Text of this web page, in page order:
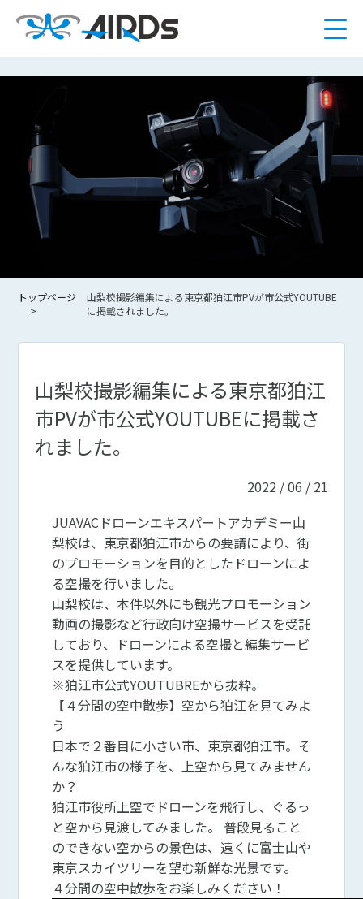
トップページ
山梨校撮影編集による東京都狛江市PVが市公式YOUTUBE
に掲載されました。
山梨校撮影編集による東京都狛江
市PVが市公式YOUTUBEに掲載さ
れました。
2022 / 06 / 21
JUAVACドローンエキスパートアカデミー山
梨校は、東京都狛江市からの要請により、街
のプロモーションを目的としたドローンによ
る空撮を行いました。
山梨校は、本件以外にも観光プロモーション
動画の撮影など行政向け空撮サービスを受託
しており、ドローンによる空撮と編集サービ
スを提供しています。
※狛江市公式YOUTUBREから抜粋。
【４分間の空中散歩】空から狛江を見てみよ
う
日本で２番目に小さい市、東京都狛江市。そ
んな狛江市の様子を、上空から見てみません
か？
狛江市役所上空でドローンを飛行し、ぐるっ
と空から見渡してみました。 普段見ること
のできない空からの景色は、遠くに富士山や
東京スカイツリーを望む新鮮な光景です。
４分間の空中散歩をお楽しみください！